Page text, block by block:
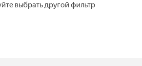
выбрать другой фильтр